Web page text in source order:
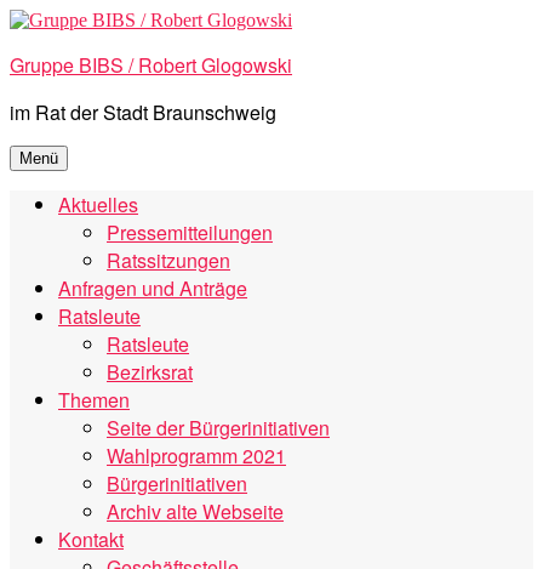
Zum
springen
Gruppe BIBS / Robert Glogowski
im Rat der Stadt Braunschweig
Menü
Aktuelles
Pressemitteilungen
Ratssitzungen
Anfragen und Anträge
Ratsleute
Ratsleute
Bezirksrat
Themen
Seite der Bürgerinitiativen
Wahlprogramm 2021
Bürgerinitiativen
Archiv alte Webseite
Kontakt